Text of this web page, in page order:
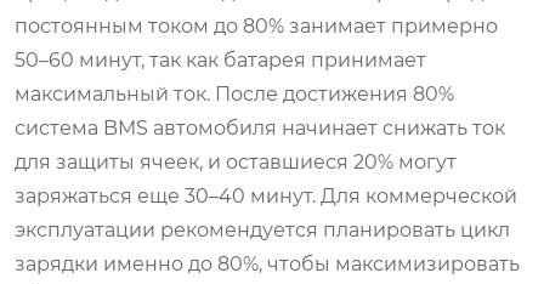
постоянным током до 80% занимает примерно
50–60 минут, так как батарея принимает
максимальный ток. После достижения 80%
система BMS автомобиля начинает снижать ток
для защиты ячеек, и оставшиеся 20% могут
заряжаться еще 30–40 минут. Для коммерческой
эксплуатации рекомендуется планировать цикл
зарядки именно до 80%, чтобы максимизировать